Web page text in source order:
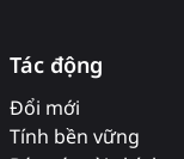
Tác động
Đổi mới
Tính bền vững